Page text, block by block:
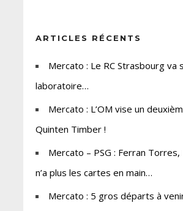
ARTICLES RÉCENTS
Mercato : Le RC Strasbourg va
laboratoire…
Mercato : L’OM vise un
Quinten Timber !
Mercato – PSG : Ferran Torres,
n’a plus les cartes en main…
Mercato : 5 gros départs à